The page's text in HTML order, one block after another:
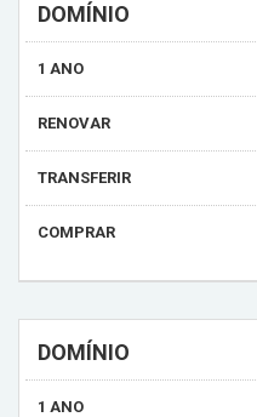
DOMÍNIO
1 ANO
RENOVAR
TRANSFERIR
COMPRAR
DOMÍNIO
1 ANO